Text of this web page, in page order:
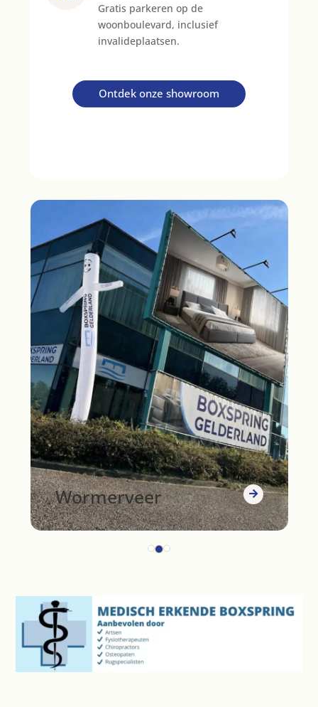
Gratis parkeren op de
woonboulevard, inclusief
invalideplaatsen.
Ontdek onze showroom
Wormerveer